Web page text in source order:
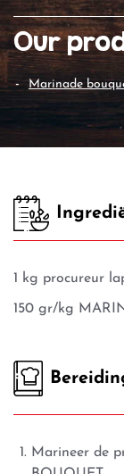
Our
marinade
1 kg procureur
150 gr/kg
Marineer de